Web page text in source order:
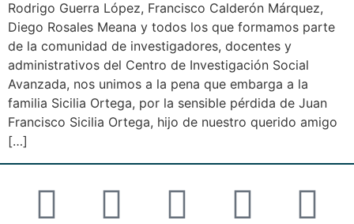
Rodrigo Guerra López, Francisco Calderón Márquez,
Diego Rosales Meana y todos los que formamos parte
de la comunidad de investigadores, docentes y
administrativos del Centro de Investigación Social
Avanzada, nos unimos a la pena que embarga a la
familia Sicilia Ortega, por la sensible pérdida de Juan
Francisco Sicilia Ortega, hijo de nuestro querido amigo
[…]